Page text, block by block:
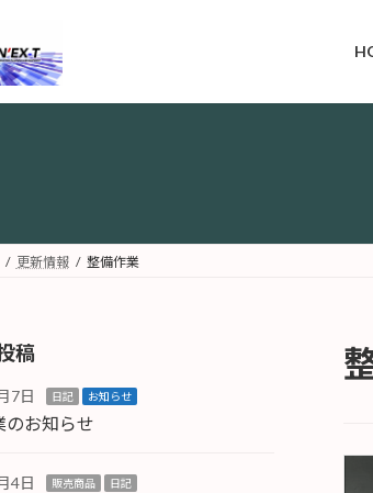
更新情報 整備作業
稿
7日 日記 お知らせ
のお知らせ
4日 販売商品 日記